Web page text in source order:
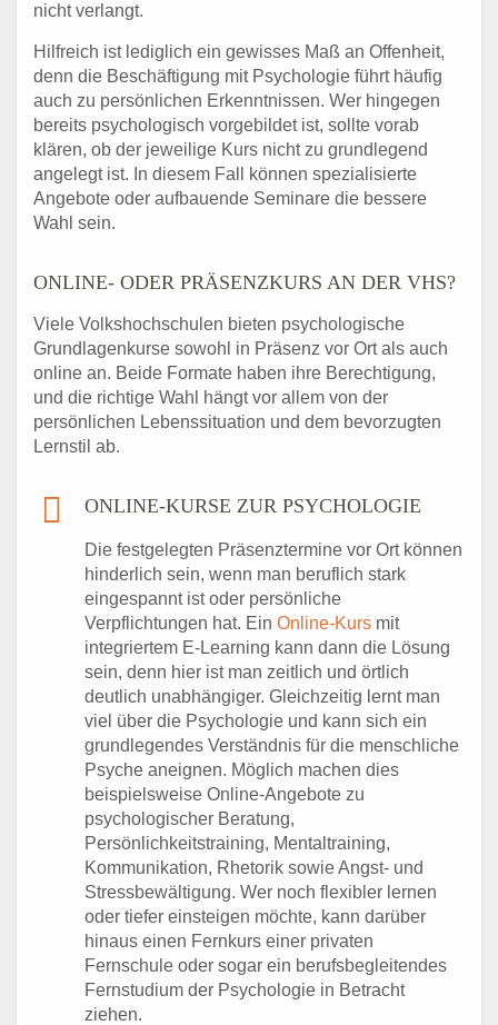
nicht verlangt.
Hilfreich ist lediglich ein gewisses Maß an Offenheit,
denn die Beschäftigung mit Psychologie führt häufig
auch zu persönlichen Erkenntnissen. Wer hingegen
bereits psychologisch vorgebildet ist, sollte vorab
klären, ob der jeweilige Kurs nicht zu grundlegend
angelegt ist. In diesem Fall können spezialisierte
Angebote oder aufbauende Seminare die bessere
Wahl sein.
ONLINE- ODER PRÄSENZKURS AN DER VHS?
Viele Volkshochschulen bieten psychologische
Grundlagenkurse sowohl in Präsenz vor Ort als auch
online an. Beide Formate haben ihre Berechtigung,
und die richtige Wahl hängt vor allem von der
persönlichen Lebenssituation und dem bevorzugten
Lernstil ab.
ONLINE-KURSE ZUR PSYCHOLOGIE
Die festgelegten Präsenztermine vor Ort können
hinderlich sein, wenn man beruflich stark
eingespannt ist oder persönliche
Verpflichtungen hat. Ein Online-Kurs mit
integriertem E-Learning kann dann die Lösung
sein, denn hier ist man zeitlich und örtlich
deutlich unabhängiger. Gleichzeitig lernt man
viel über die Psychologie und kann sich ein
grundlegendes Verständnis für die menschliche
Psyche aneignen. Möglich machen dies
beispielsweise Online-Angebote zu
psychologischer Beratung,
Persönlichkeitstraining, Mentaltraining,
Kommunikation, Rhetorik sowie Angst- und
Stressbewältigung. Wer noch flexibler lernen
oder tiefer einsteigen möchte, kann darüber
hinaus einen Fernkurs einer privaten
Fernschule oder sogar ein berufsbegleitendes
Fernstudium der Psychologie in Betracht
ziehen.